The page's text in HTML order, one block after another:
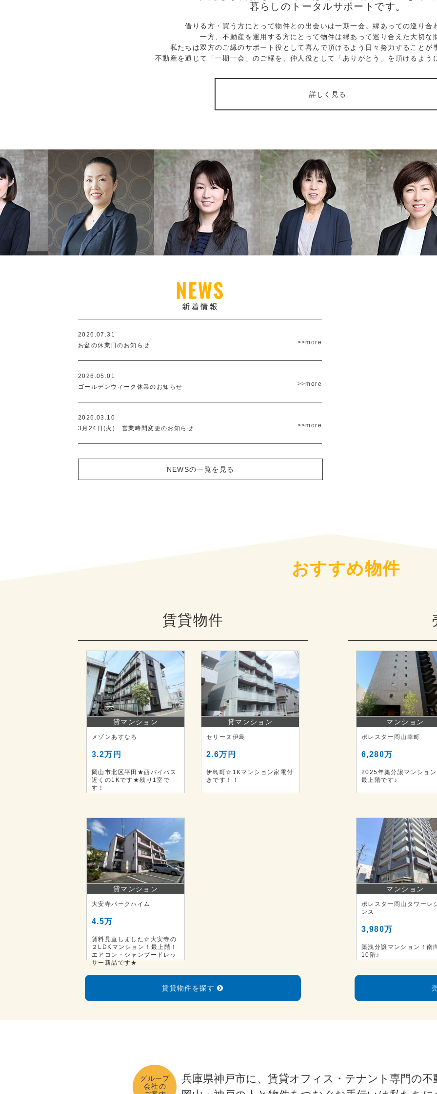
暮らしのトータルサポートです。
借りる方・買う方にとって物件との出会いは一期一会。縁あっての巡り合
一方、不動産を運用する方にとって物件は縁あって巡り合えた大切な
私たちは双方のご縁のサポート役として喜んで頂けるよう日々努力することが
不動産を通じて「一期一会」のご縁を、仲人役として「ありがとう」を頂けるよう
詳しく見る
2026.07.31
お盆の休業日のお知らせ
>>more
2026.05.01
ゴールデンウィーク休業のお知らせ
>>more
2026.03.10
3月24日(火) 営業時間変更のお知らせ
>>more
NEWSの一覧を見る
おすすめ物件
賃貸物件
貸マンション
メゾンあすなろ
3.2万円
岡山市北区平田★西バイパス
近くの1Kです★残り1室で
す！
貸マンション
セリーヌ伊島
2.6万円
伊島町☆1Kマンション家電付
きです！！
貸マンション
大安寺パークハイム
4.5万
賃料見直しました☆大安寺の
２LDKマンション！最上階！
エアコン・シャンプードレッ
サー新品です★
賃貸物件を探す
マンション
ポレスター岡山幸町
6,280万
2025年築分譲マンショ
最上階です♪
マンション
ポレスター岡山タワーレ
ンス
3,980万
築浅分譲マンション！南
10階♪
グループ
会社の
兵庫県神戸市に、賃貸オフィス・テナント専門の不